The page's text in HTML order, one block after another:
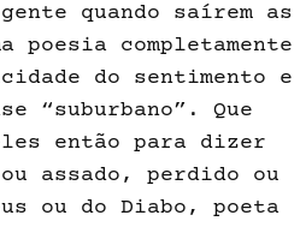
quando saírem as
poesia completamente
do sentimen­to e
“suburbano”. Que
então para dizer
assado, perdido ou
ou do Diabo, poeta